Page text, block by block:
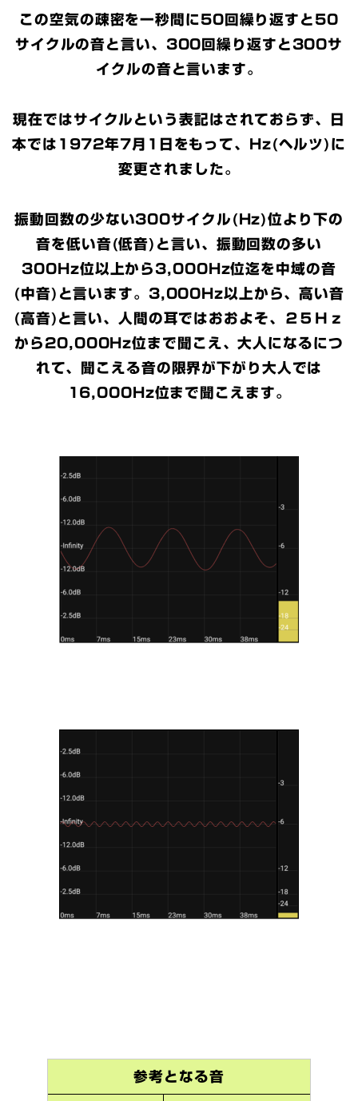
この空気の疎密を一秒間に50回繰り返すと50
サイクルの音と言い、300回繰り返すと300サ
イクルの音と言います。
現在ではサイクルという表記はされておらず、日
本では1972年7月1日をもって、Hz(ヘルツ)に
変更されました。
振動回数の少ない300サイクル(Hz)位より下の
音を低い音(低音)と言い、振動回数の多い
300Hz位以上から3,000Hz位迄を中域の音
(中音)と言います。3,000Hz以上から、高い音
(高音)と言い、人間の耳ではおおよそ、２５Ｈｚ
から20,000Hz位まで聞こえ、大人になるにつ
れて、聞こえる音の限界が下がり大人では
16,000Hz位まで聞こえます。
参考となる音